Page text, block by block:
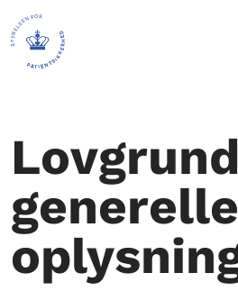
generelle